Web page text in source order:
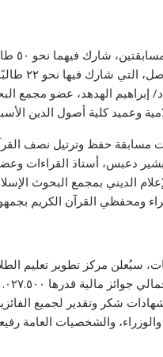
إبراهيم الهدهد، عضو مجمع
وعميد كلية أصول الدين
دعبس، أستاذ القراءات
الديني بمجمع البحوث
قراء ومحفظي القرآن الكريم
سيُعلن مركز تطوير تعليم
شهادات شكر وتقدير لجميع
والشخصيات العامة